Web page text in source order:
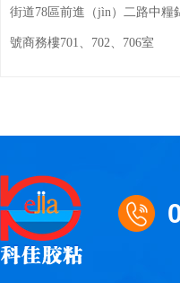
街道78區前進（jìn）二路中糧
號商務樓701、702、706室